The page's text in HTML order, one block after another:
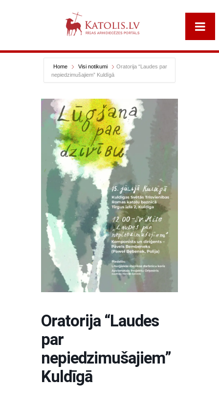
Home Visi notikumi
Oratorija “Laudes par
nepiedzimušajiem” Kuldīgā
Oratorija “Laudes
par
nepiedzimušajiem”
Kuldīgā